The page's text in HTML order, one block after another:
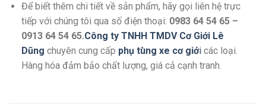
Để biết thêm chi tiết về sản phẩm, hãy gọi liên hệ trực
tiếp với chúng tôi qua số điện thoại: 0983 64 54 65 –
0913 64 54 65.Công ty TNHH TMDV Cơ Giới Lê
Dũng chuyên cung cấp phụ tùng xe cơ giớicác loại.
Hàng hóa đảm bảo chất lượng, giá cả cạnh tranh.